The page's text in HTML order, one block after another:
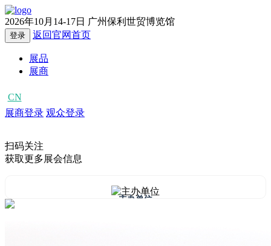
2026年10月14-17日 广州保利世贸博览馆
登录 返回官网首页
展品
展商
CN
展商登录 观众登录
扫码关注
获取更多展会信息
主办单位